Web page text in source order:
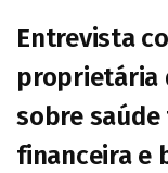
Entrevista
proprietária
sobre
financeira e